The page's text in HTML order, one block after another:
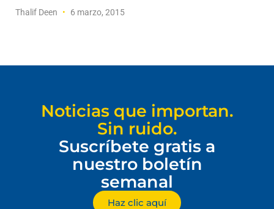
Thalif Deen 6 marzo, 2015
Noticias que importan.
Sin ruido.
Suscríbete gratis a
nuestro boletín
semanal
Haz clic aquí